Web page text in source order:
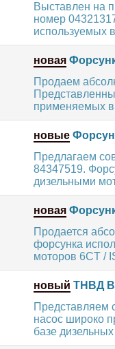
Выставлен на
номер
используемых
новая
Продаем
применяемых в
новые
Предлагаем
84347519.
дизельными
новая
Продается
форсунка
моторов 6CT /
новый ТНВД
Представляем
насос широко
базе